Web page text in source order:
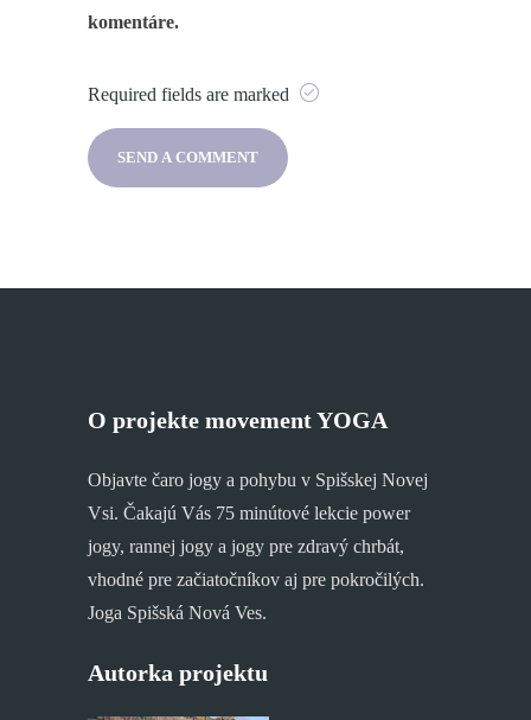
komentáre.
Required fields are marked
O projekte movement YOGA
Objavte čaro jogy a pohybu v Spišskej Novej
Vsi. Čakajú Vás 75 minútové lekcie power
jogy, rannej jogy a jogy pre zdravý chrbát,
vhodné pre začiatočníkov aj pre pokročilých.
Joga Spišská Nová Ves.
Autorka projektu